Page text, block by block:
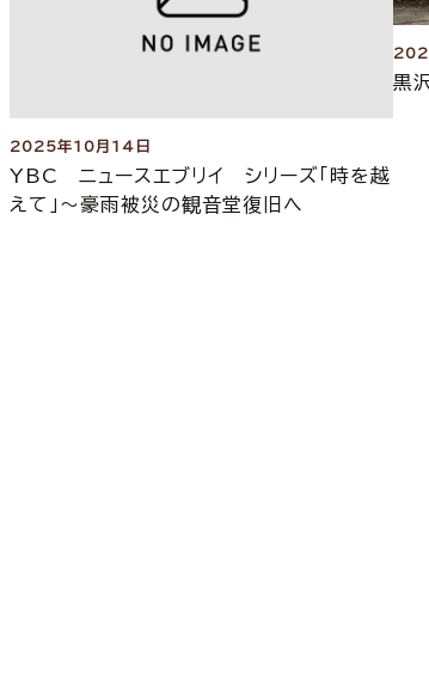
2025年10月14日
YBC ニュースエブリイ シリーズ「時を越
えて」～豪雨被災の観音堂復旧へ
黒